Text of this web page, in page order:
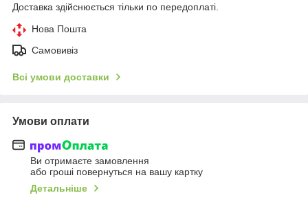
Доставка здійснюється тільки по передоплаті.
Нова Пошта
Самовивіз
Всі умови доставки
Умови оплати
Ви отримаєте замовлення
або гроші повернуться на вашу картку
Детальніше